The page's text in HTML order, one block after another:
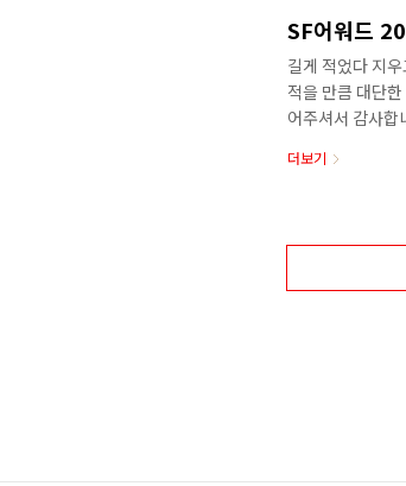
SF어워드
길게 적었다 지
적을 만큼 대단
어주셔서 감사합
심사평 중에서
- 이유미 과학적
더보기